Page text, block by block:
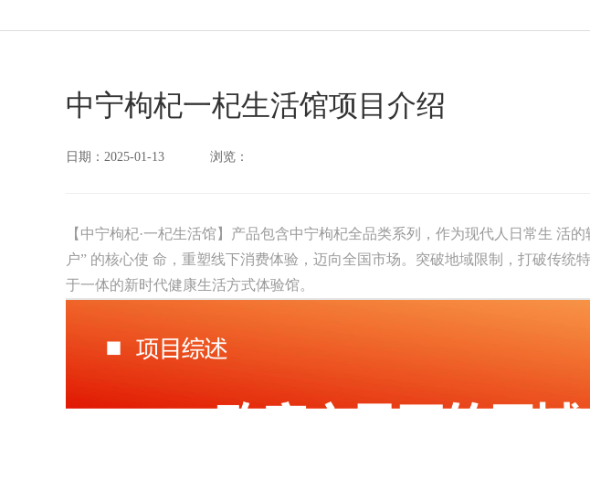
中宁枸杞一杞生活馆项目介绍
日期：2025-01-13 浏览：
【中宁枸杞·一杞生活馆】产品包含中宁枸杞全品类系列，作为现代人日常生 活
户” 的核心使 命，重塑线下消费体验，迈向全国市场。突破地域限制，打破传
于一体的新时代健康生活方式体验馆。